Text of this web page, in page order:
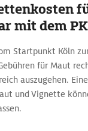
mit dem
Startpunkt Köln
für Maut
auszugehen.
und Vignette